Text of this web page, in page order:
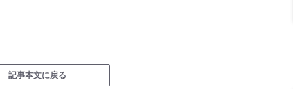
記事本文に戻る